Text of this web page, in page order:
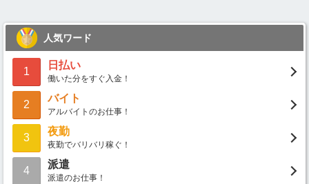
人気ワード
1
日払い
働いた分をすぐ入金！
2
バイト
アルバイトのお仕事！
3
夜勤
夜勤でバリバリ稼ぐ！
4
派遣
派遣のお仕事！